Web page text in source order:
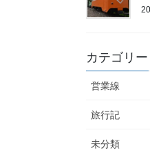
カテゴリー
営業線
旅行記
未分類